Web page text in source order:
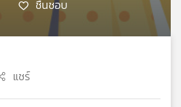
ชื่นชอบ
แชร์